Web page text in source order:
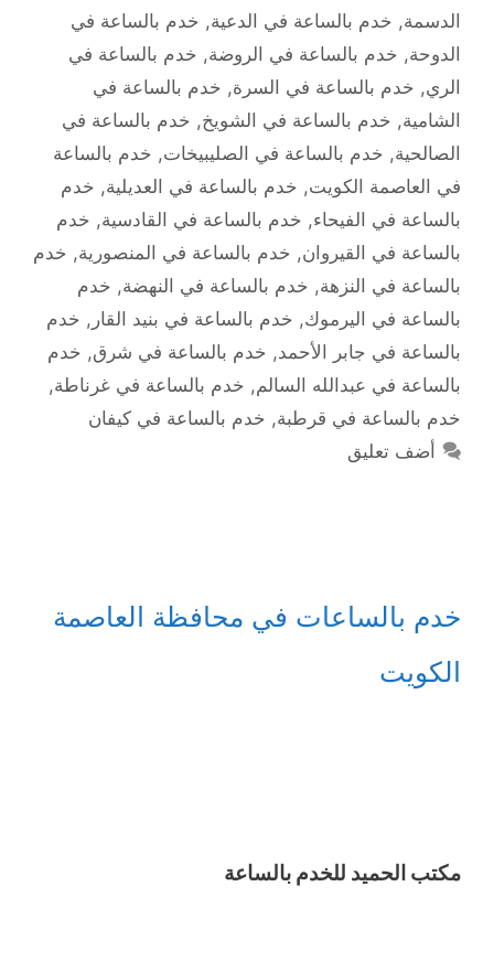
الدسمة, خدم بالساعة في الدعية, خدم بالساعة في
الدوحة, خدم بالساعة في الروضة, خدم بالساعة في
الري, خدم بالساعة في السرة, خدم بالساعة في
الشامية, خدم بالساعة في الشويخ, خدم بالساعة في
الصالحية, خدم بالساعة في الصليبيخات, خدم بالساعة
في العاصمة الكويت, خدم بالساعة في العديلية, خدم
بالساعة في الفيحاء, خدم بالساعة في القادسية, خدم
بالساعة في القيروان, خدم بالساعة في المنصورية, خدم
بالساعة في النزهة, خدم بالساعة في النهضة, خدم
بالساعة في اليرموك, خدم بالساعة في بنيد القار , خدم
بالساعة في جابر الأحمد, خدم بالساعة في شرق, خدم
بالساعة في عبدالله السالم, خدم بالساعة في غرناطة,
خدم بالساعة في قرطبة, خدم بالساعة في كيفان
أضف تعليق
خدم بالساعات في محافظة العاصمة
الكويت
مكتب الحميد للخدم بالساعة